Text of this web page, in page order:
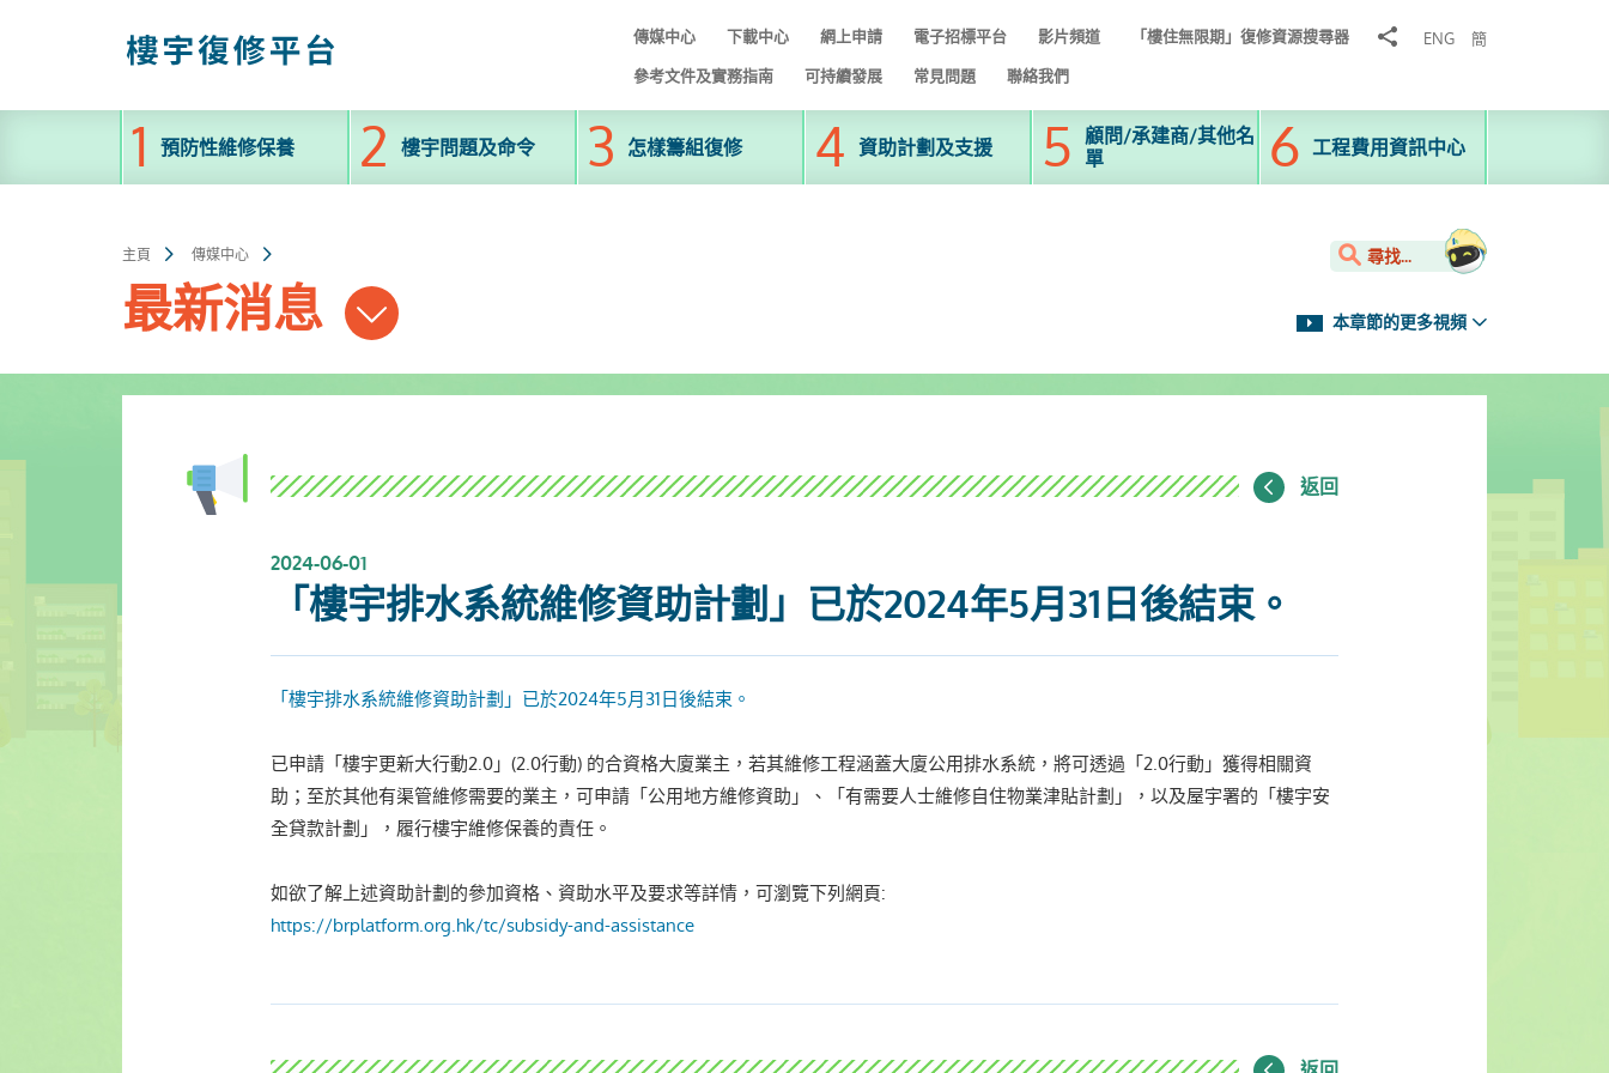
容
傳媒中心 下載中心 網上申請 電子招標平台 影片頻道 「樓住無限期」復修資源搜尋器
分
ENG 簡
參考文件及實務指南 可持續發展 常見問題 聯絡我們
預防性維修保養 樓宇問題及命令 怎樣籌組復修 資助計劃及支援
顧問/承建商/其他名
單
工程費用資訊中心
主頁 傳媒中心
最新消息
尋找...
本章節的更多視頻
返回
2024-06-01
「樓宇排水系統維修資助計劃」已於2024年5月31日後結束。
「樓宇排水系統維修資助計劃」已於2024年5月31日後結束。
已申請「樓宇更新大行動2.0」(2.0行動) 的合資格大廈業主，若其維修工程涵蓋大廈公用排水系統，將可透過「2.0行動」獲得相關資
助；至於其他有渠管維修需要的業主，可申請「公用地方維修資助」、「有需要人士維修自住物業津貼計劃」，以及屋宇署的「樓宇安
全貸款計劃」，履行樓宇維修保養的責任。
如欲了解上述資助計劃的參加資格、資助水平及要求等詳情，可瀏覽下列網頁:
https://brplatform.org.hk/tc/subsidy-and-assistance